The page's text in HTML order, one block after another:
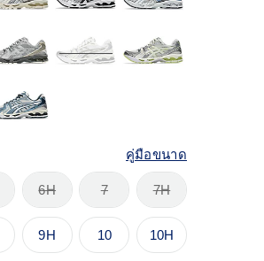
คู่มือขนาด
6H 7 7H
9H 10 10H